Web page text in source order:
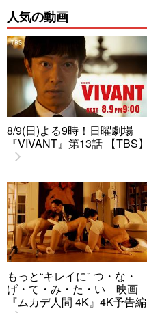
人気の動画
8/9(日)よる9時！日曜劇場
『VIVANT』第13話 【TBS】
もっと“キレイに” つ・な・
げ・て・み・た・い 映画
『ムカデ人間 4K』4K予告編